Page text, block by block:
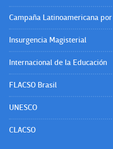
Campaña Latinoamericana
Insurgencia Magisterial
Internacional de la Educación
FLACSO Brasil
UNESCO
CLACSO